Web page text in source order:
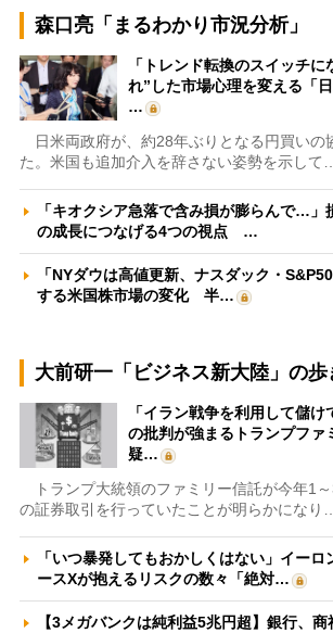
森口亮「まるわかり市況分析」
「トレンド転換のスイッチ
れ”した市場心理を変える「
…
日米両政府が、約28年ぶりとなる円買いの
た。米国も追加介入を辞さない姿勢を示して
「キオクシア急落で含み損が膨らんで…」
の成長につなげる4つの視点 …
「NYダウは高値更新、ナスダック・
する米国株市場の変化 半…
大前研一「ビジネス新大陸」の歩
「イラン戦争を利用して儲
の批判が強まるトランプファ
疑…
トランプ大統領のファミリー信託が今年1
の証券取引を行っていたことが明らかになり
「いつ暴発してもおかしくはない」イー
ースXが抱えるリスクの数々「絶対…
【3メガバンクは純利益5兆円超】銀行、